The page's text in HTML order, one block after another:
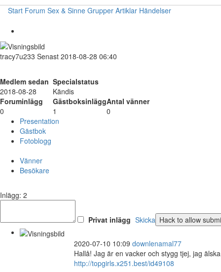
Start Forum Sex & Sinne Grupper Artiklar Händelser
tracy7u233 Senast 2018-08-28 06:40
Medlem sedan Specialstatus
2018-08-28
Kändis
Foruminlägg
GästboksinläggAntal vänner
0
1
0
Presentation
Gästbok
Fotoblogg
Vänner
Besökare
Inlägg: 2
Privat inlägg Skicka
2020-07-10 10:09 downlenamal77
Hallå! Jag är en vacker och stygg tjej, jag
http://topgirls.x251.best/id49108